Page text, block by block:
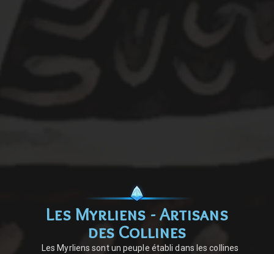
Les Myrliens - Artisans
des Collines
Les Myrliens sont un peuple établi dans les collines